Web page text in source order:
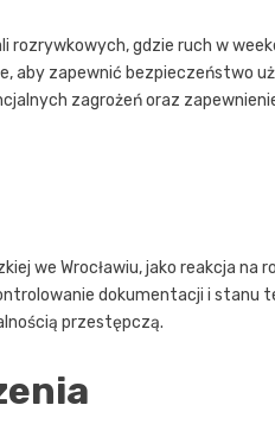
rozrywkowych, gdzie ruch w
aby zapewnić bezpieczeństwo
zagrożeń oraz
we Wrocławiu, jako reakcja na
dokumentacji i stanu
przestępczą.